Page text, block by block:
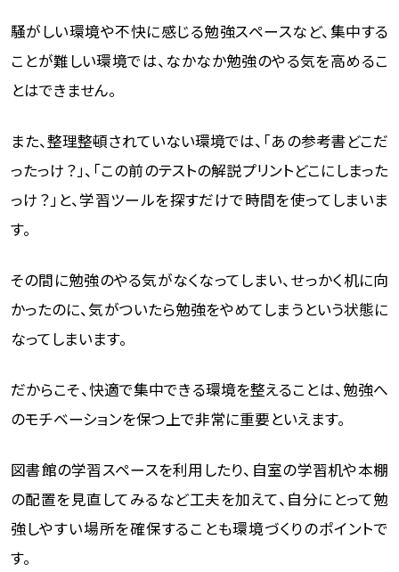
騒がしい環境や不快に感じる勉強スペースなど、集中する
ことが難しい環境では、なかなか勉強のやる気を高めるこ
とはできません。
また、整理整頓されていない環境では、「あの参考書どこだ
ったっけ？」、「この前のテストの解説プリントどこにしまった
っけ？」と、学習ツールを探すだけで時間を使ってしまいま
す。
その間に勉強のやる気がなくなってしまい、せっかく机に向
かったのに、気がついたら勉強をやめてしまうという状態に
なってしまいます。
だからこそ、快適で集中できる環境を整えることは、勉強へ
のモチベーションを保つ上で非常に重要といえます。
図書館の学習スペースを利用したり、自室の学習机や本棚
の配置を見直してみるなど工夫を加えて、自分にとって勉
強しやすい場所を確保することも環境づくりのポイントで
す。